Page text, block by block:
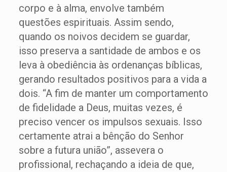
corpo e à alma, envolve também
questões espirituais. Assim sendo,
quando os noivos decidem se guardar,
isso preserva a santidade de ambos e os
leva à obediência às ordenanças bíblicas,
gerando resultados positivos para a vida a
dois. “A fim de manter um comportamento
de fidelidade a Deus, muitas vezes, é
preciso vencer os impulsos sexuais. Isso
certamente atrai a bênção do Senhor
sobre a futura união”, assevera o
profissional, rechaçando a ideia de que,